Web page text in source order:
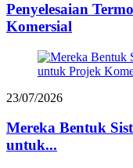
Penyelesaian
Komersial
23/07/2026
Mereka Bentuk
untuk...